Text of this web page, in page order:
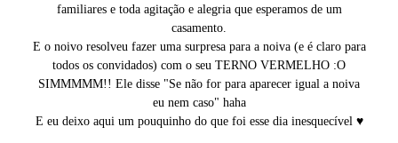
familiares e toda agitação e alegria que esperamos de um
casamento.
E o noivo resolveu fazer uma surpresa para a noiva (e é claro para
todos os convidados) com o seu TERNO VERMELHO :O
SIMMMMM!! Ele disse "Se não for para aparecer igual a noiva
eu nem caso" haha
E eu deixo aqui um pouquinho do que foi esse dia inesquecível ♥